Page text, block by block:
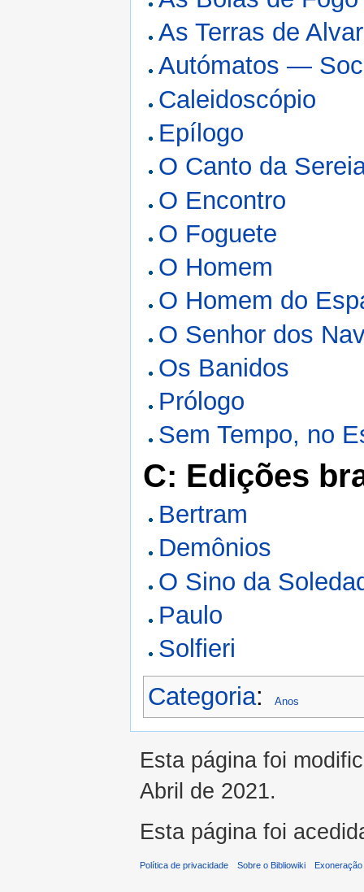
As Terras de
Autómatos —
Caleidoscópio
Epílogo
O Canto da
O Encontro
O Foguete
O Homem
O Homem do
O Senhor dos
Os Banidos
Prólogo
Sem Tempo, no
C: Edições
Bertram
Demônios
O Sino da
Paulo
Solfieri
Categoria: Anos
Esta página foi
Abril de 2021.
Esta página foi
Política de privacidade Sobre o Bibliowiki